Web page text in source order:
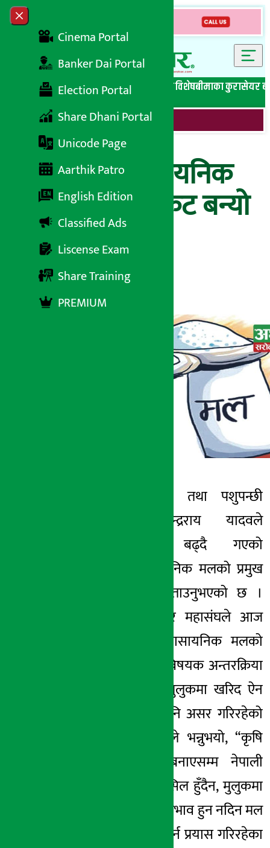
Skip to content
Close menu
Cinema Portal
Banker Dai Portal
Election Portal
Share Dhani Portal
Unicode Page
Aarthik Patro
English Edition
Classified Ads
Liscense Exam
Share Training
PREMIUM
सबै समाचारबेथिति मुर्दाबादबैंकिङ विशेष लघुवित्त विशेषबीमाका कुरासेयर
मूल्यवृद्धि नै रासायनिक
मलको प्रमुख संकट बन्यो
: मन्त्री यादव
काठमाडौं । कृषि तथा पशुपन्छी
विकासमन्त्री महेन्द्रराय यादवले
अन्तराष्ट्रियजगत्मा बढ्दै गएको
मूल्यवृद्धि नै रासायनिक मलको प्रमुख
संकट भइरहेको बताउनुभएको छ ।
नेपाल कृषि पत्रकार महासंघले आज
आयोजना गरेको ‘रासायनिक मलको
संकट र समाधान’ विषयक अन्तरक्रिया
कार्यक्रममा उहाँले मुलुकमा खरिद ऐन
पुरानै रहँदा सोले पनि असर गरिरहेको
बताउनुभयो । उहाँले भन्नुभयो, “कृषि
क्षेत्रलाई समृद्ध नबनाएसम्म नेपाली
जनतामा समृद्धि हासिल हुँदैन, मुलुकमा
रासायनिक मलको अभाव हुन नदिन मल
कारखाना स्थापना गर्न प्रयास गरिरहेका